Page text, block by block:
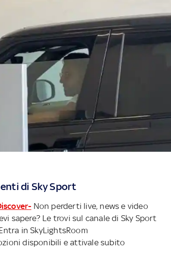
di Sky Sport
Non perderti live, news e video
sapere? Le trovi sul canale di Sky Sport
in SkyLightsRoom
disponibili e attivale subito